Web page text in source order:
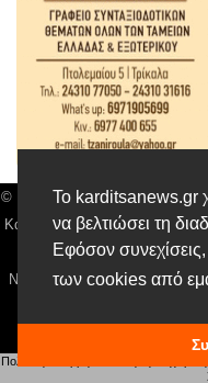
Το karditsanews.gr
να βελτιώσει τη
Εφόσον
των cookies από
© Karditsa News |
Καρδίτσας, Αρ. Γεμή:
Τηλ: 24410
Νόμιμος Εκπρόσωπος,
Διευθύντρια: Γιαννουσά
Πολιτική απορρήτου